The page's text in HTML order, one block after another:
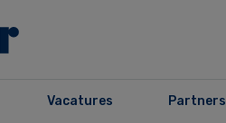
Vacatures Partners